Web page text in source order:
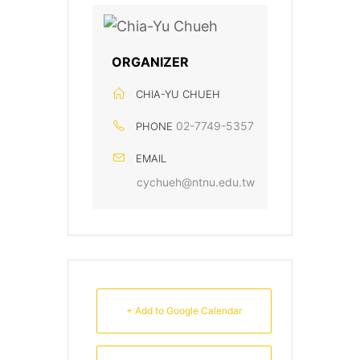
ORGANIZER
CHIA-YU CHUEH
PHONE 02-7749-5357
EMAIL
cychueh@ntnu.edu.tw
+ Add to Google Calendar